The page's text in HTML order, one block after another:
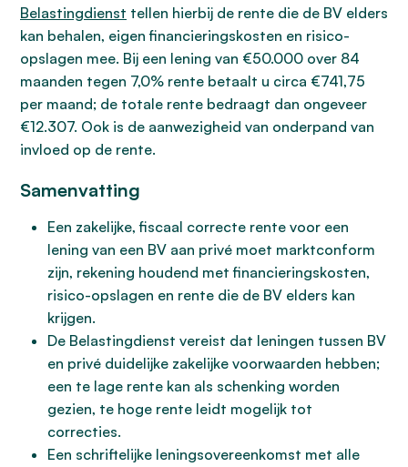
Belastingdienst tellen hierbij de rente die de BV elders
kan behalen, eigen financieringskosten en risico-
opslagen mee. Bij een lening van €50.000 over 84
maanden tegen 7,0% rente betaalt u circa €741,75
per maand; de totale rente bedraagt dan ongeveer
€12.307. Ook is de aanwezigheid van onderpand van
invloed op de rente.
Samenvatting
Een zakelijke, fiscaal correcte rente voor een
lening van een BV aan privé moet marktconform
zijn, rekening houdend met financieringskosten,
risico-opslagen en rente die de BV elders kan
krijgen.
De Belastingdienst vereist dat leningen tussen BV
en privé duidelijke zakelijke voorwaarden hebben;
een te lage rente kan als schenking worden
gezien, te hoge rente leidt mogelijk tot
correcties.
Een schriftelijke leningsovereenkomst met alle